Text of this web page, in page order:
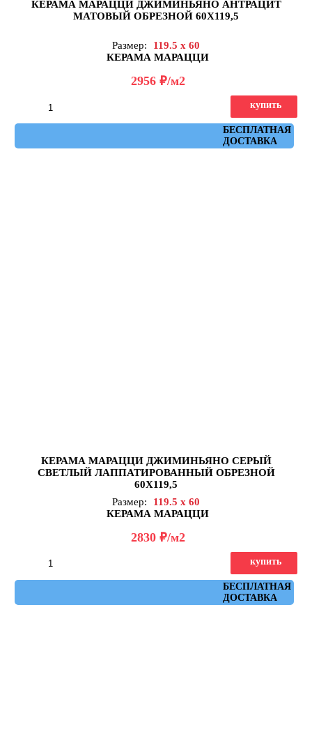
КЕРАМА МАРАЦЦИ ДЖИМИНЬЯНО АНТРАЦИТ
МАТОВЫЙ ОБРЕЗНОЙ 60Х119,5
Размер:
119.5 x 60
КЕРАМА МАРАЦЦИ
2956 д/м2
БЕСПЛАТНАЯ
ДОСТАВКА
купить
КЕРАМА МАРАЦЦИ ДЖИМИНЬЯНО СЕРЫЙ
СВЕТЛЫЙ ЛАППАТИРОВАННЫЙ ОБРЕЗНОЙ
60Х119,5
Размер:
119.5 x 60
КЕРАМА МАРАЦЦИ
2830 д/м2
БЕСПЛАТНАЯ
ДОСТАВКА
купить